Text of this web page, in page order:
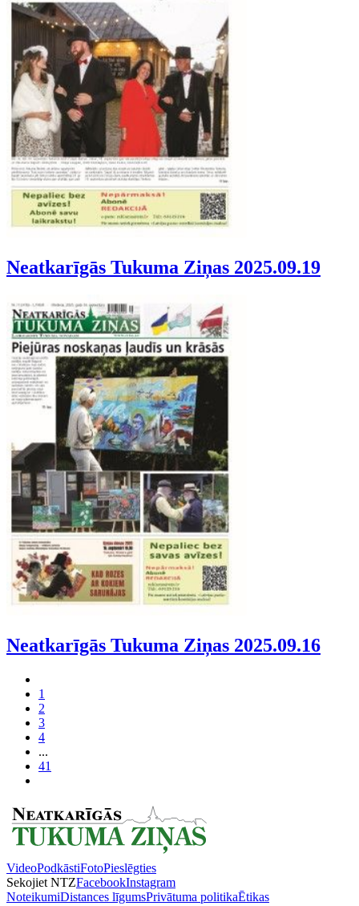
Neatkarīgās Tukuma Ziņas 2025.09.19
Neatkarīgās Tukuma Ziņas 2025.09.16
1
2
3
4
...
41
VideoPodkāstiFotoPieslēgties
Sekojiet NTZFacebookInstagram
NoteikumiDistances līgumsPrivātuma politikaĒtikas